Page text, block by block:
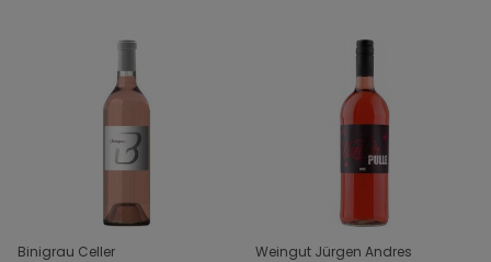
Binigrau Celler Weingut Jürgen Andres